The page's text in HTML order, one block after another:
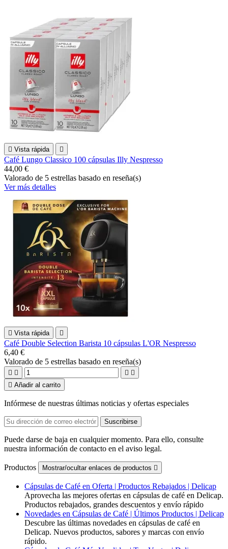
 Vista rápida 
Café Lungo Classico 100 cápsulas Illy Nespresso
44,00 €
Valorado de 5 estrellas basado en reseña(s)
Ver más detalles
 Vista rápida 
Café Double Selection Barista 10 cápsulas L'OR Nespresso
6,40 €
Valorado de 5 estrellas basado en reseña(s)
   
 Añadir al carrito
Infórmese de nuestras últimas noticias y ofertas especiales
Puede darse de baja en cualquier momento. Para ello, consulte
nuestra información de contacto en el aviso legal.
Productos Mostrar/ocultar enlaces de productos 
Cápsulas de Café en Oferta | Productos Rebajados | Delicap
Aprovecha las mejores ofertas en cápsulas de café en Delicap.
Productos rebajados, grandes descuentos y envío rápido
Novedades en Cápsulas de Café | Últimos Productos | Delicap
Descubre las últimas novedades en cápsulas de café en
Delicap. Nuevos productos, sabores y marcas con envío
rápido.